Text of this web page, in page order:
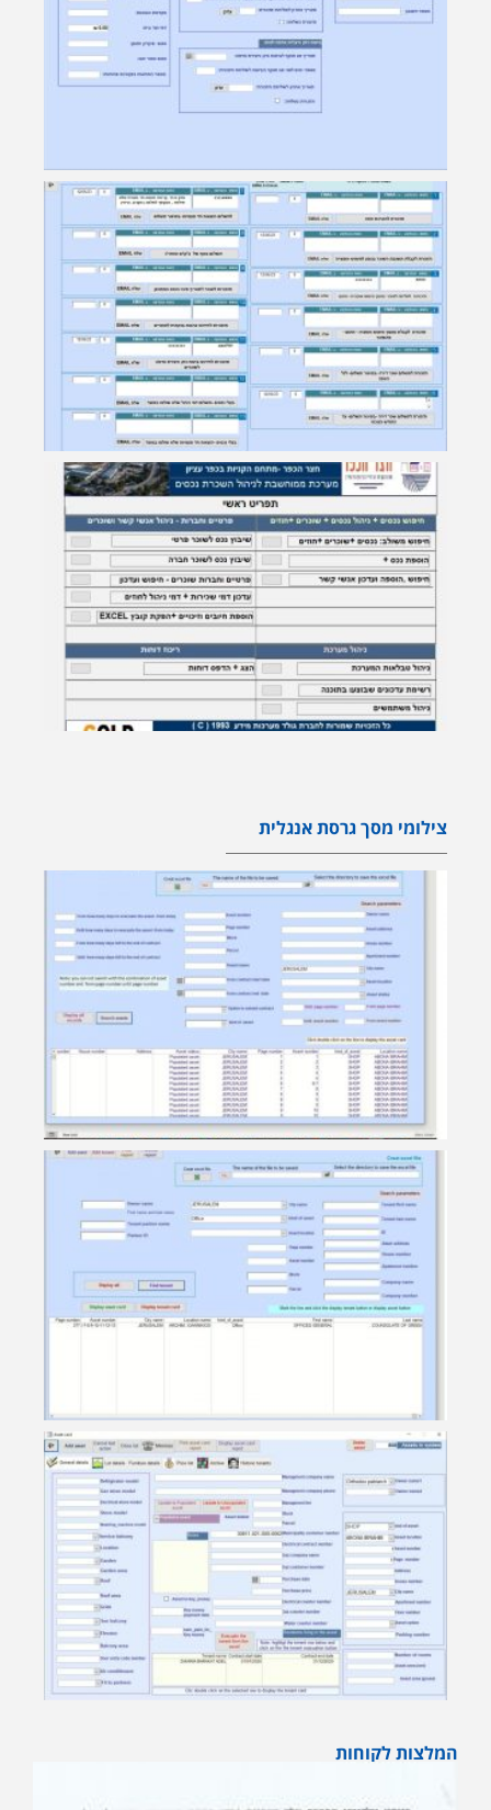
צילומי מסך גרסת אנגלית
המלצות לקוחות